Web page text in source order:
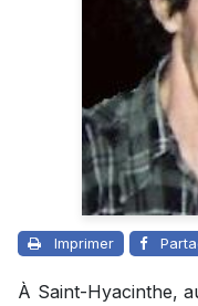
Imprimer
À Saint-Hyacinthe,